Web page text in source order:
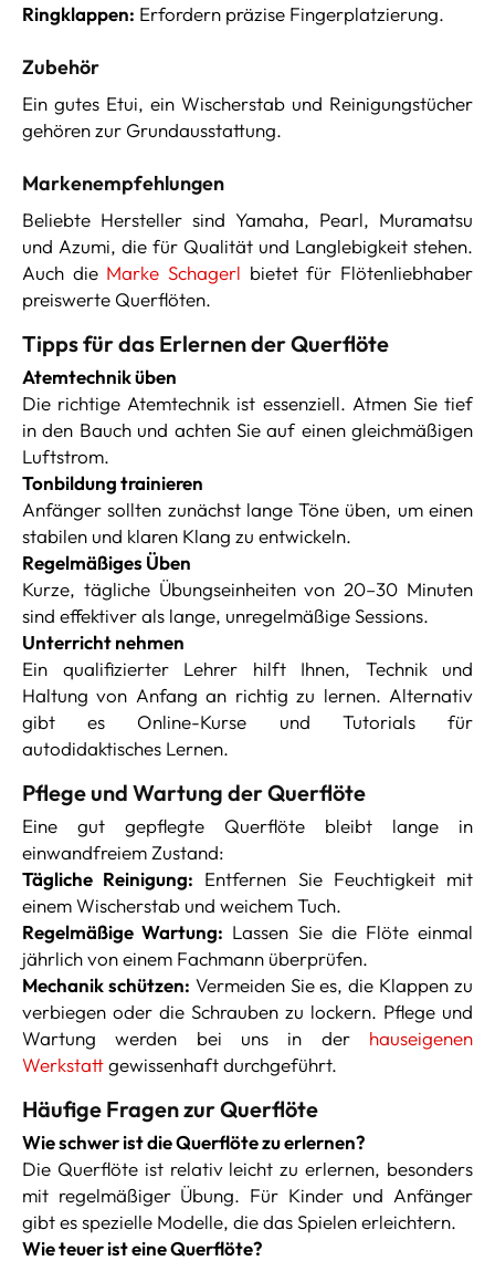
Ringklappen: Erfordern präzise Fingerplatzierung.
Zubehör
Ein gutes Etui, ein Wischerstab und Reinigungstücher
gehören zur Grundausstattung.
Markenempfehlungen
Beliebte Hersteller sind Yamaha, Pearl, Muramatsu
und Azumi, die für Qualität und Langlebigkeit stehen.
Auch die Marke Schagerl bietet für Flötenliebhaber
preiswerte Querflöten.
Tipps für das Erlernen der Querflöte
Atemtechnik üben
Die richtige Atemtechnik ist essenziell. Atmen Sie tief
in den Bauch und achten Sie auf einen gleichmäßigen
Luftstrom.
Tonbildung trainieren
Anfänger sollten zunächst lange Töne üben, um einen
stabilen und klaren Klang zu entwickeln.
Regelmäßiges Üben
Kurze, tägliche Übungseinheiten von 20–30 Minuten
sind effektiver als lange, unregelmäßige Sessions.
Unterricht nehmen
Ein qualifizierter Lehrer hilft Ihnen, Technik und
Haltung von Anfang an richtig zu lernen. Alternativ
gibt es Online-Kurse und Tutorials für
autodidaktisches Lernen.
Pflege und Wartung der Querflöte
Eine gut gepflegte Querflöte bleibt lange in
einwandfreiem Zustand:
Tägliche Reinigung: Entfernen Sie Feuchtigkeit mit
einem Wischerstab und weichem Tuch.
Regelmäßige Wartung: Lassen Sie die Flöte einmal
jährlich von einem Fachmann überprüfen.
Mechanik schützen: Vermeiden Sie es, die Klappen zu
verbiegen oder die Schrauben zu lockern. Pflege und
Wartung werden bei uns in der hauseigenen
Werkstattgewissenhaft durchgeführt.
Häufige Fragen zur Querflöte
Wie schwer ist die Querflöte zu erlernen?
Die Querflöte ist relativ leicht zu erlernen, besonders
mit regelmäßiger Übung. Für Kinder und Anfänger
gibt es spezielle Modelle, die das Spielen erleichtern.
Wie teuer ist eine Querflöte?